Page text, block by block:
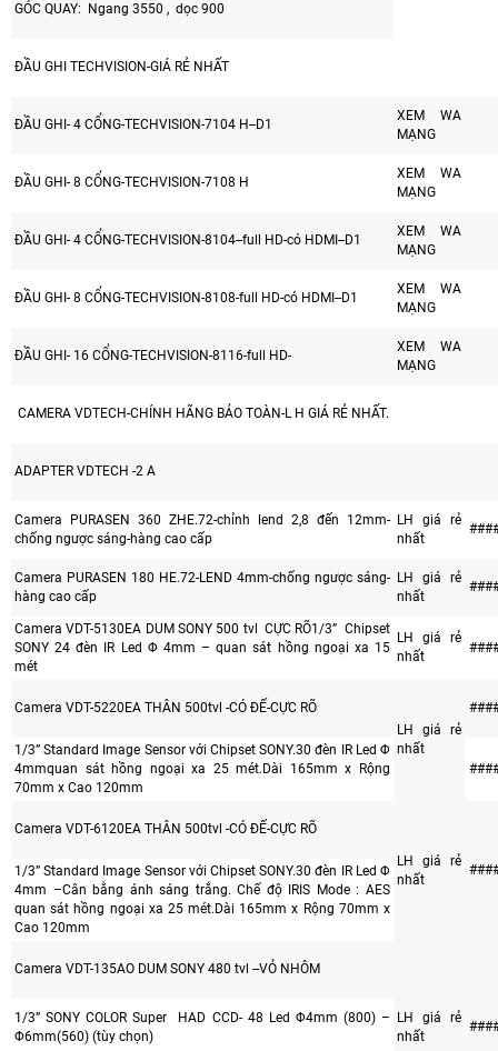
GÓC QUAY: Ngang 3550 , dọc 900
ĐẦU GHI TECHVISION-GIÁ RẺ NHẤT
ĐẦU GHI- 4 CỔNG-TECHVISION-7104 H--D1
XEM WA
MẠNG
ĐẦU GHI- 8 CỔNG-TECHVISION-7108 H
XEM WA
MẠNG
ĐẦU GHI- 4 CỔNG-TECHVISION-8104--full HD-có HDMI--D1
XEM WA
MẠNG
ĐẦU GHI- 8 CỔNG-TECHVISION-8108-full HD-có HDMI--D1
XEM WA
MẠNG
ĐẦU GHI- 16 CỔNG-TECHVISION-8116-full HD-
XEM WA
MẠNG
CAMERA VDTECH-CHÍNH HÃNG BẢO TOÀN-L H GIÁ RẺ NHẤT.
ADAPTER VDTECH -2 A
Camera PURASEN 360 ZHE.72-chỉnh lend 2,8 đến 12mm-
chống ngược sáng-hàng cao cấp
LH giá rẻ
nhất
Camera PURASEN 180 HE.72-LEND 4mm-chống ngược sáng-
hàng cao cấp
LH giá rẻ
nhất
Camera VDT-5130EA DUM SONY 500 tvl CỰC RÕ1/3” Chipset
SONY 24 đèn IR Led Φ 4mm – quan sát hồng ngoại xa 15
mét
LH giá rẻ
nhất
Camera VDT-5220EA THÂN 500tvl -CÓ ĐẾ-CỰC RÕ
LH giá rẻ
nhất
1/3” Standard Image Sensor với Chipset SONY.30 đèn IR Led Φ
4mmquan sát hồng ngoại xa 25 mét.Dài 165mm x Rộng
70mm x Cao 120mm
Camera VDT-6120EA THÂN 500tvl -CÓ ĐẾ-CỰC RÕ
LH giá rẻ
nhất
1/3” Standard Image Sensor với Chipset SONY.30 đèn IR Led Φ
4mm –Cân bằng ánh sáng trắng. Chế độ IRIS Mode : AES
quan sát hồng ngoại xa 25 mét.Dài 165mm x Rộng 70mm x
Cao 120mm
Camera VDT-135AO DUM SONY 480 tvl --VỎ NHÔM
LH giá rẻ
nhất
1/3” SONY COLOR Super HAD CCD- 48 Led Φ4mm (800) –
Φ6mm(560) (tùy chọn)